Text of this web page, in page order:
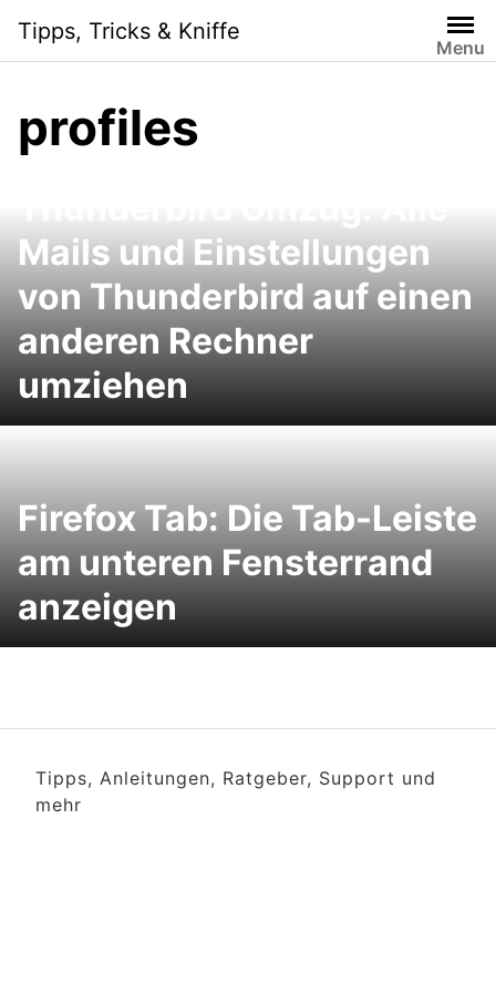
content
Tipps, Tricks & Kniffe
Menu
profiles
Mails und Einstellungen
von Thunderbird auf einen
anderen Rechner
umziehen
Firefox Tab: Die Tab-Leiste
am unteren Fensterrand
anzeigen
Tipps, Anleitungen, Ratgeber, Support und
mehr